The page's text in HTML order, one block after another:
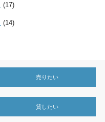
(17)
(14)
売りたい
貸したい